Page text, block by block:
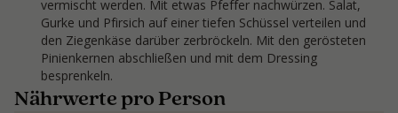
vermischt werden. Mit etwas Pfeffer nachwürzen. Salat,
Gurke und Pfirsich auf einer tiefen Schüssel verteilen und
den Ziegenkäse darüber zerbröckeln. Mit den gerösteten
Pinienkernen abschließen und mit dem Dressing
besprenkeln.
Nährwerte pro Person